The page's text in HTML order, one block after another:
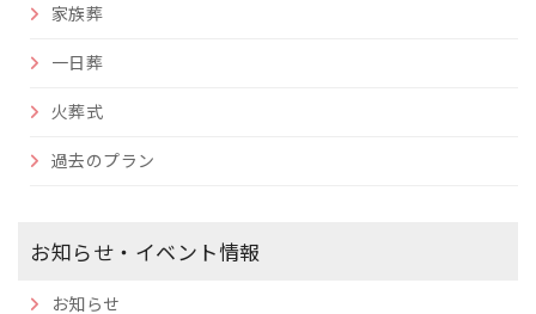
家族葬
一日葬
火葬式
過去のプラン
お知らせ・イベント情報
お知らせ